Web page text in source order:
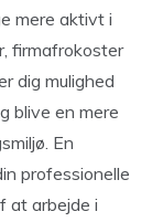
mere aktivt i
firmafrokoster
dig mulighed
blive en mere
En
professionelle
at arbejde i